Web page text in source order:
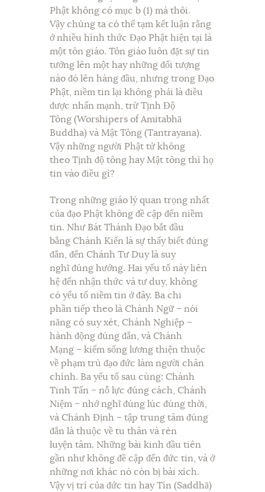
Phật không có mục b (1) mà thôi.
Vậy chúng ta có thể tạm kết luận rằng
ở nhiều hình thức Đạo Phật hiện tại là
một tôn giáo. Tôn giáo luôn đặt sự tin
tưởng lên một hay những đối tượng
nào đó lên hàng đầu, nhưng trong Đạo
Phật, niềm tin lại không phải là điều
được nhấn mạnh, trừ Tịnh Độ
Tông (Worshipers of Amitabhā
Buddha) và Mật Tông (Tantrayana).
Vậy những người Phật tử không
theo Tịnh độ tông hay Mật tông thì họ
tin vào điều gì?
Trong những giáo lý quan trọng nhất
của đạo Phật không đề cập đến niềm
tin. Như Bát Thánh Đạo bắt đầu
bằng Chánh Kiến là sự thấy biết đúng
đắn, đến Chánh Tư Duy là suy
nghĩ đúng hướng. Hai yếu tố này liên
hệ đến nhận thức và tư duy, không
có yếu tố niềm tin ở đây. Ba chi
phần tiếp theo là Chánh Ngữ – nói
năng có suy xét, Chánh Nghiệp –
hành động đúng đắn, và Chánh
Mạng – kiếm sống lương thiện thuộc
về phạm trù đạo đức làm người chân
chính. Ba yếu tố sau cùng: Chánh
Tinh Tấn – nỗ lực đúng cách, Chánh
Niệm – nhớ nghĩ đúng lúc đúng thời,
và Chánh Định – tập trung tâm đúng
đắn là thuộc về tu thân và rèn
luyện tâm. Những bài kinh đầu tiên
gần như không đề cập đến đức tin, và ở
những nơi khác nó còn bị bài xích.
Vậy vị trí của đức tin hay Tín (Saddhā)